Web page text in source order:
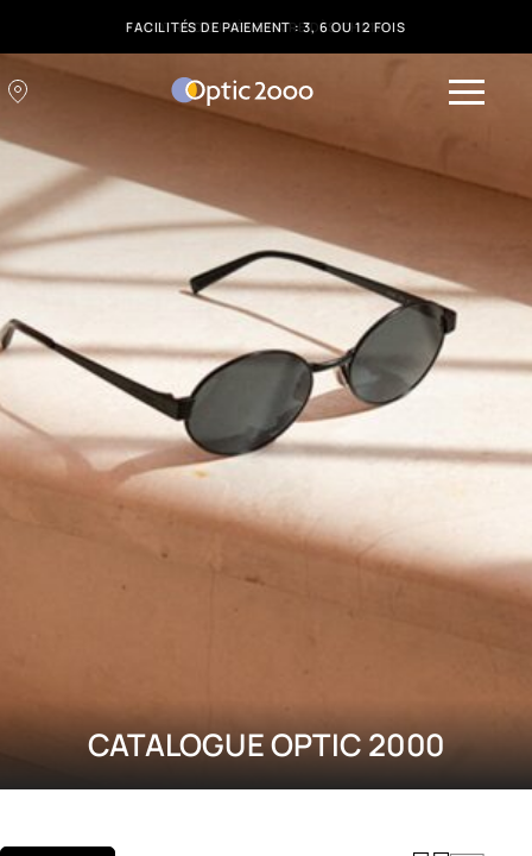
FACILITÉS DE PAIEMENT : 3, 6 OU 12 FOIS
CATALOGUE OPTIC 2000